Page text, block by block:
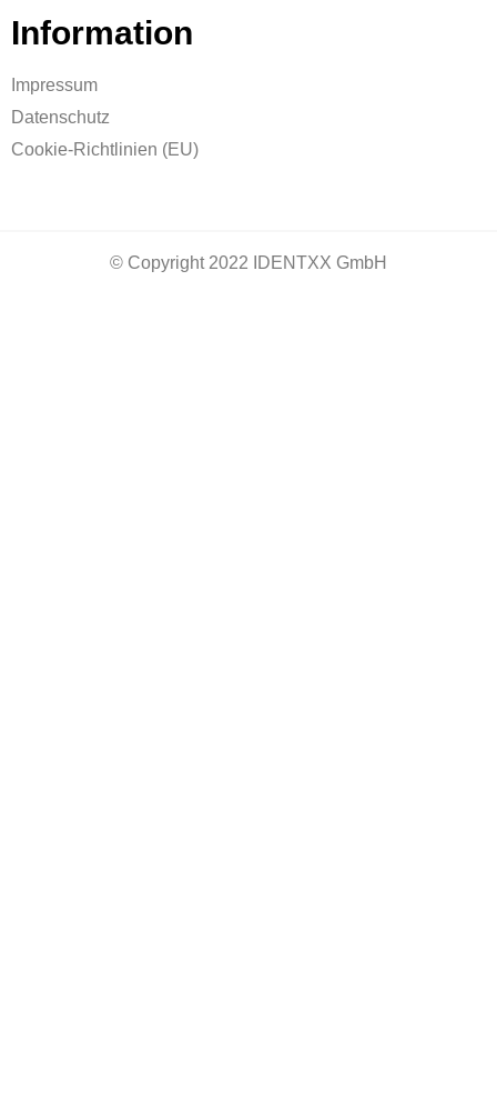
Information
Impressum
Datenschutz
Cookie-Richtlinien (EU)
© Copyright 2022 IDENTXX GmbH